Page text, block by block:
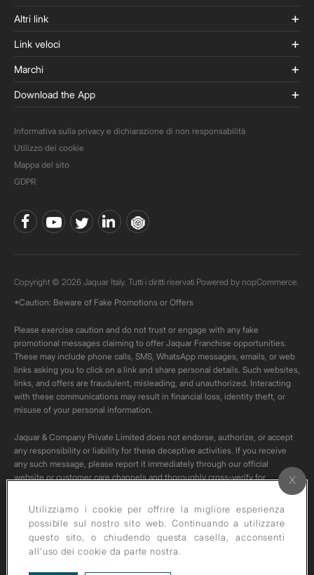
Altri link
Link veloci
Marchi
Download the App
Informativa sulla privacy e dichiarazione di non responsabilità
Utilizzo dei cookie
Mappa del sito
GDPR
Copyright © 2026 Jaquar Italy. Tutti i diritti riservati Powered by nopCommerce.
*Caution: Beware of Fake Promotions or Offers
Please exercise caution and do not trust or engage with any fake
promotional messages claiming to offer Jaquar Franchise opportunities.
These may include phone calls, SMS, WhatsApp messages, emails, or web
links asking you to click on a link and share personal details. Such websites,
links, and offers are fraudulent, misleading, and unauthorized. Interacting
with these communications may result in financial loss, identity theft, or
misuse of your personal information.
Jaquar & Company Private Limited does not endorse, authorize, or accept
any responsibility or liability for these deceptive activities. If you receive
any such message, please report it immediately through our official
website or customer care channels and thoroughly cross-verify for
All content on this channel is original. Please do not download or re-upload
these videos to your personal accounts,as it is strictly prohibited under
copyright law.
Utilizziamo i cookie per offrire la migliore esperienza
possibile sul nostro sito web. Continuando a utilizzare
questo sito, o chiudendo questa casella, acconsenti
all'uso dei cookie da parte nostra.